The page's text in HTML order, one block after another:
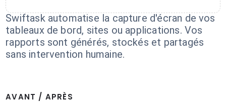
Swiftask automatise la capture d'écran de vos
tableaux de bord, sites ou applications. Vos
rapports sont générés, stockés et partagés
sans intervention humaine.
AVANT / APRÈS